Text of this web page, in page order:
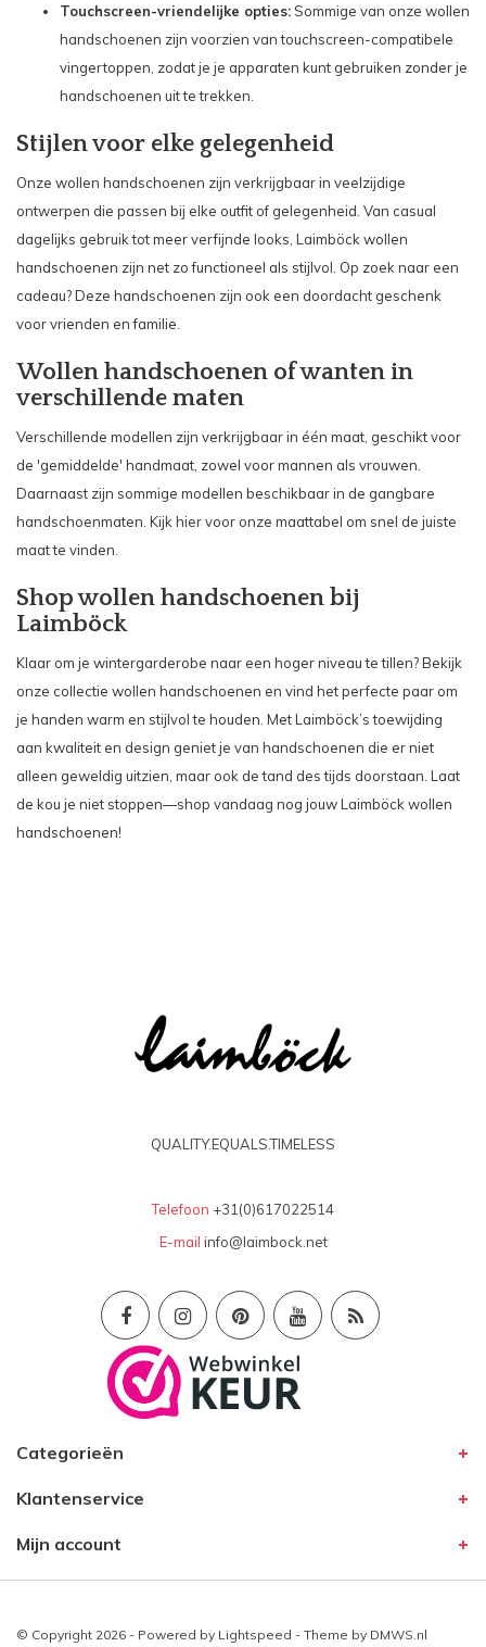
Touchscreen-vriendelijke opties:Sommige van onze wollen
handschoenen zijn voorzien van touchscreen-compatibele
vingertoppen, zodat je je apparaten kunt gebruiken zonder je
handschoenen uit te trekken.
Stijlen voor elke gelegenheid
Onze wollen handschoenen zijn verkrijgbaar in veelzijdige
ontwerpen die passen bij elke outfit of gelegenheid. Van casual
dagelijks gebruik tot meer verfijnde looks, Laimböck wollen
handschoenen zijn net zo functioneel als stijlvol. Op zoek naar een
cadeau? Deze handschoenen zijn ook een doordacht geschenk
voor vrienden en familie.
Wollen handschoenen of wanten in
verschillende maten
Verschillende modellen zijn verkrijgbaar in één maat, geschikt voor
de 'gemiddelde' handmaat, zowel voor mannen als vrouwen.
Daarnaast zijn sommige modellen beschikbaar in de gangbare
handschoenmaten. Kijk hiervoor onze maattabel om snel de juiste
maat te vinden.
Shop wollen handschoenen bij
Laimböck
Klaar om je wintergarderobe naar een hoger niveau te tillen? Bekijk
onze collectie wollen handschoenen en vind het perfecte paar om
je handen warm en stijlvol te houden. Met Laimböck’s toewijding
aan kwaliteit en design geniet je van handschoenen die er niet
alleen geweldig uitzien, maar ook de tand des tijds doorstaan. Laat
de kou je niet stoppen—shop vandaag nog jouw Laimböck wollen
handschoenen!
QUALITY.EQUALS.TIMELESS
Telefoon +31(0)617022514
E-mail info@laimbock.net
Categorieën
Klantenservice
Mijn account
© Copyright 2026 - Powered by Lightspeed - Theme by DMWS.nl